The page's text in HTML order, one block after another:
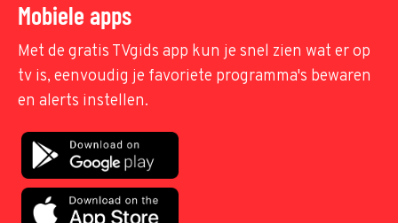
Mobiele apps
Met de gratis TVgids app kun je snel zien wat er op
tv is, eenvoudig je favoriete programma's bewaren
en alerts instellen.